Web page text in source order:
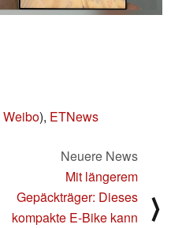
Weibo), ETNews
Neuere News
Mit längerem
Gepäckträger: Dieses
kompakte E-Bike kann
⟩